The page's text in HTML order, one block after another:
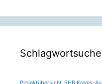
Schlagwortsuche
Projektübersicht RHB Krems-Au